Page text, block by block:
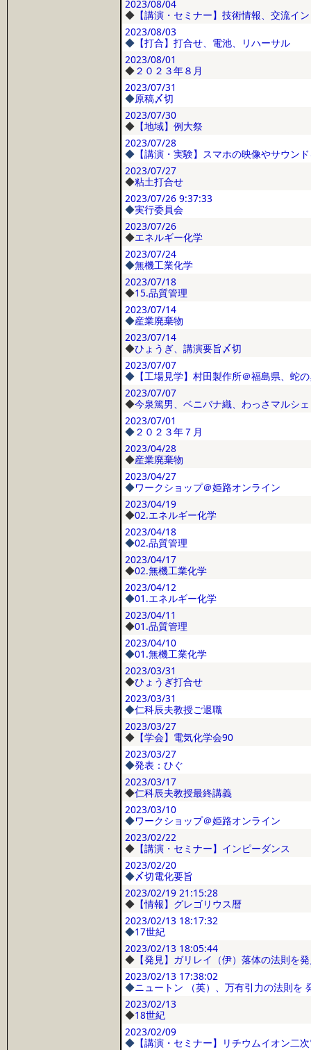
2023/08/04
◆ 【講演・セミナー】技術情報、交流イ
2023/08/03
◆ 【打合】打合せ、電池、リハーサル
2023/08/01
◆２０２３年８月
2023/07/31
◆原稿〆切
2023/07/30
◆ 【地域】例大祭
2023/07/28
◆ 【講演・実験】スマホの映像やサウン
2023/07/27
◆粘土打合せ
2023/07/26 9:37:33
◆実行委員会
2023/07/26
◆エネルギー化学
2023/07/24
◆無機工業化学
2023/07/18
◆15.品質管理
2023/07/14
◆産業廃棄物
2023/07/14
◆ひょうぎ、講演要旨〆切
2023/07/07
◆ 【工場見学】村田製作所＠福島県、蛇
2023/07/07
◆今泉篤男、ベニバナ織、わっさマルシェ
2023/07/01
◆２０２３年７月
2023/04/28
◆産業廃棄物
2023/04/27
◆ワークショップ＠姫路オンライン
2023/04/19
◆02.エネルギー化学
2023/04/18
◆02.品質管理
2023/04/17
◆02.無機工業化学
2023/04/12
◆01.エネルギー化学
2023/04/11
◆01.品質管理
2023/04/10
◆01.無機工業化学
2023/03/31
◆ひょうぎ打合せ
2023/03/31
◆仁科辰夫教授ご退職
2023/03/27
◆ 【学会】電気化学会90
2023/03/27
◆発表：ひぐ
2023/03/17
◆仁科辰夫教授最終講義
2023/03/10
◆ワークショップ＠姫路オンライン
2023/02/22
◆ 【講演・セミナー】インピーダンス
2023/02/20
◆〆切電化要旨
2023/02/19 21:15:28
◆ 【情報】グレゴリウス暦
2023/02/13 18:17:32
◆17世紀
2023/02/13 18:05:44
◆ 【発見】ガリレイ（伊）落体の法則を
2023/02/13 17:38:02
◆ニュートン （英）、万有引力の法則を
2023/02/13
◆18世紀
2023/02/09
◆ 【講演・セミナー】リチウムイオン二